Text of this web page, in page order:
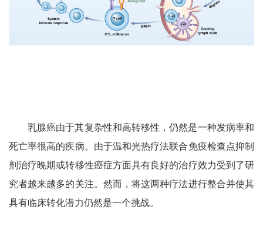
乳腺癌由于其复杂性和高转移性，仍然是一种发病率和
死亡率很高的疾病。由于温和光热疗法联合免疫检查点抑制
剂治疗晚期或转移性癌症方面具有良好的治疗效力受到了研
究者越来越多的关注。然而，将这两种疗法进行整合并使其
具有临床转化潜力仍然是一个挑战。